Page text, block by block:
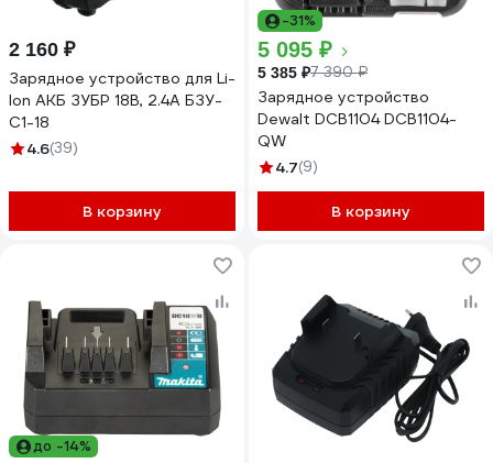
2 160 ₽
Зарядное устройство для Li-
Ion АКБ ЗУБР 18В, 2.4А БЗУ-
С1-18
4.6(39)
В корзину
-31%
5 095 ₽
5 385 ₽7 390 ₽
Зарядное устройство
Dewalt DCB1104 DCB1104-
QW
4.7(9)
В корзину
до -14%